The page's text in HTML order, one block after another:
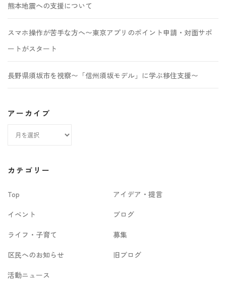
熊本地震への支援について
スマホ操作が苦手な方へ〜東京アプリのポイント申請・対面サポ
ートがスタート
長野県須坂市を視察〜「信州須坂モデル」に学ぶ移住支援〜
アーカイブ
カ
ブ
カテゴリー
Top
アイデア・提言
イベント
ブログ
ライフ・子育て
募集
区民へのお知らせ
旧ブログ
活動ニュース